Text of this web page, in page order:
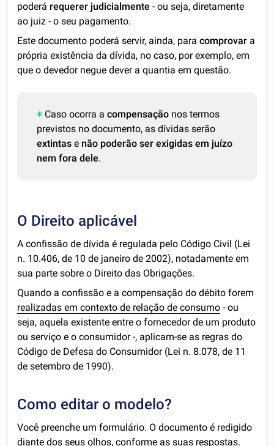
poderá requerer judicialmente - ou seja, diretamente
ao juiz - o seu pagamento.
Este documento poderá servir, ainda, paracomprovar a
própria existência da dívida, no caso, por exemplo, em
que o devedor negue dever a quantia em questão.
Caso ocorra acompensação nos termos
previstos no documento, as dívidas serão
extintas e não poderão ser exigidas em juízo
nem fora dele.
O Direito aplicável
A confissão de dívida é regulada pelo Código Civil (Lei
n. 10.406, de 10 de janeiro de 2002), notadamente em
sua parte sobre o Direito das Obrigações.
Quando a confissão e a compensação do débito forem
realizadas em contexto de relação de consumo - ou
seja, aquela existente entre o fornecedor de um produto
ou serviço e o consumidor -, aplicam-se as regras do
Código de Defesa do Consumidor (Lei n. 8.078, de 11
de setembro de 1990).
Como editar o modelo?
Você preenche um formulário. O documento é redigido
diante dos seus olhos, conforme as suas respostas.